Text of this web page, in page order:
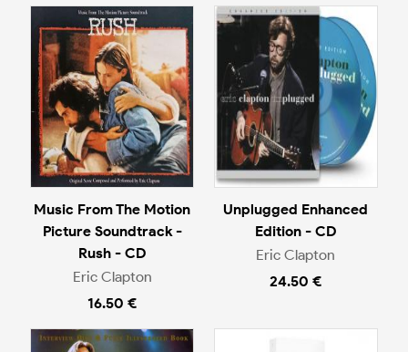
Music From The Motion
Picture Soundtrack -
Rush - CD
Eric Clapton
16.50 €
Unplugged Enhanced
Edition - CD
Eric Clapton
24.50 €